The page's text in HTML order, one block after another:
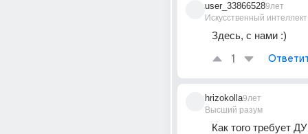
user_33866528
Искусственный интеллект
9лет
Здесь, с нами :)
1
hrizokolla
Высший разум
9лет
Как того требует